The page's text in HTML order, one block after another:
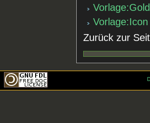
Vorlage:Gold
Vorlage:Icon
Zurück zur